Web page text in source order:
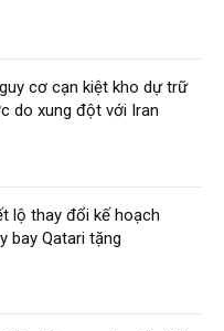
cơ cạn kiệt kho dự trữ
do xung đột với Iran
lộ thay đổi kế hoạch
bay Qatari tặng